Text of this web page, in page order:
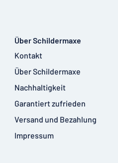
Über Schildermaxe
Kontakt
Über Schildermaxe
Nachhaltigkeit
Garantiert zufrieden
Versand und Bezahlung
Impressum